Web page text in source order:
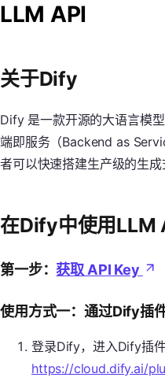
LLM API
关于Dify
Dify 是一款开源的大语言模
端即服务（Backend as
者可以快速搭建生产级的生成
在Dify中使用LLM
第一步：获取 API Key
使用方式一：通过Dify插
登录Dify，进入Dify插
https://cloud.dify.ai/